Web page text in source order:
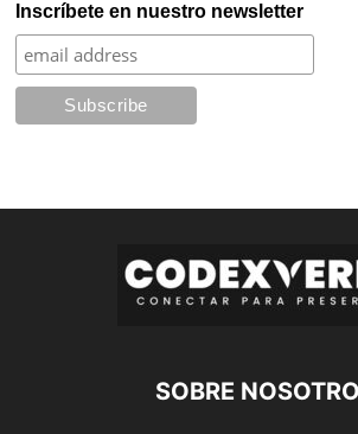
Inscríbete en nuestro newsletter
SOBRE